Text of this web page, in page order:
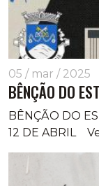
05 / mar / 2025
BÊNÇÃO DO
BÊNÇÃO DO
12 DE ABRIL